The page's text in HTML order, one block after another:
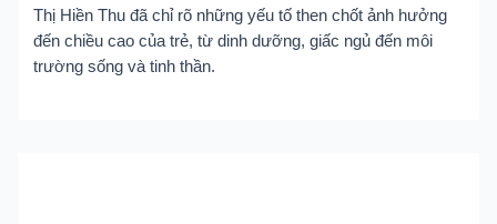
Thị Hiền Thu đã chỉ rõ những yếu tố then chốt ảnh hưởng
đến chiều cao của trẻ, từ dinh dưỡng, giấc ngủ đến môi
trường sống và tinh thần.